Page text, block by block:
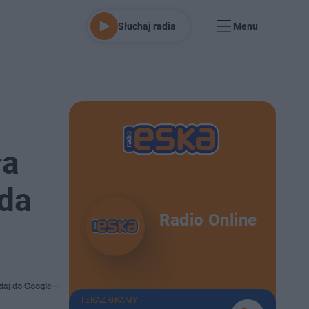
Słuchaj radia Menu
do Google
Radio Online
TERAZ GRAMY